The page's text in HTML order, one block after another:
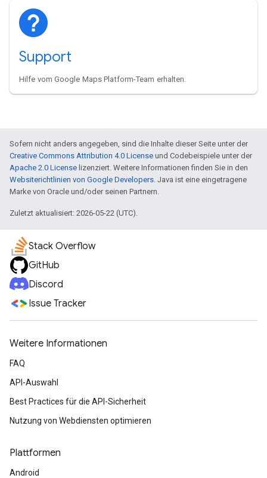
Support
Hilfe vom Google Maps Platform-Team erhalten.
Sofern nicht anders angegeben, sind die Inhalte dieser Seite unter der
Creative Commons Attribution 4.0 License und Codebeispiele unter der
Apache 2.0 License lizenziert. Weitere Informationen finden Sie in den
Websiterichtlinien von Google Developers . Java ist eine eingetragene
Marke von Oracle und/oder seinen Partnern.
Zuletzt aktualisiert: 2026-05-22 (UTC).
Stack Overflow
GitHub
Discord
Issue Tracker
Weitere Informationen
FAQ
API-Auswahl
Best Practices für die API-Sicherheit
Nutzung von Webdiensten optimieren
Plattformen
Android